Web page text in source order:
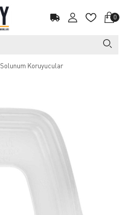
0
Solunum Koruyucular